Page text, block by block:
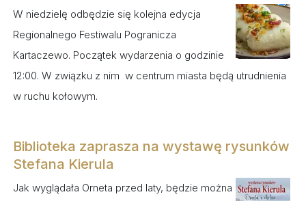
W niedzielę odbędzie się kolejna edycja
Regionalnego Festiwalu Pogranicza
Kartaczewo. Początek wydarzenia o godzinie
12:00. W związku z nim w centrum miasta będą utrudnienia
w ruchu kołowym.
Biblioteka zaprasza na wystawę rysunków
Stefana Kierula
Jak wyglądała Orneta przed laty, będzie można